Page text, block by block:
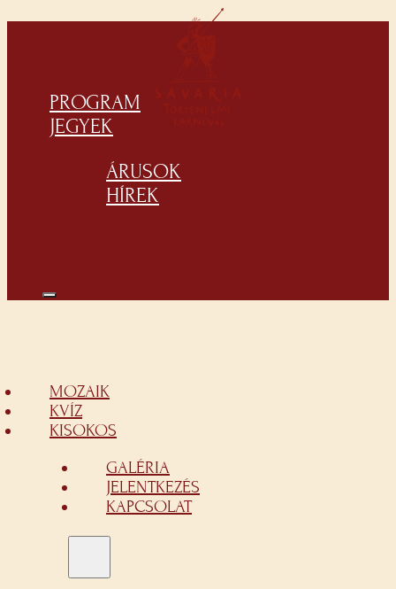
PROGRAM
JEGYEK
ÁRUSOK
HÍREK
MOZAIK
KVÍZ
KISOKOS
GALÉRIA
JELENTKEZÉS
KAPCSOLAT